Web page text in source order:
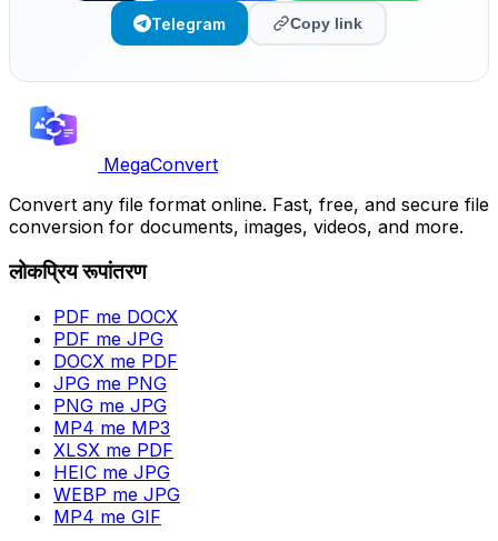
Telegram Copy link
MegaConvert
Convert any file format online. Fast, free, and secure file
conversion for documents, images, videos, and more.
लोकप्रिय रूपांतरण
PDF me DOCX
PDF me JPG
DOCX me PDF
JPG me PNG
PNG me JPG
MP4 me MP3
XLSX me PDF
HEIC me JPG
WEBP me JPG
MP4 me GIF